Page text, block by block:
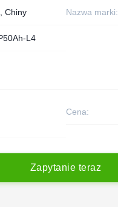
Chiny Nazwa marki:
L4
Cena:
Zapytanie teraz